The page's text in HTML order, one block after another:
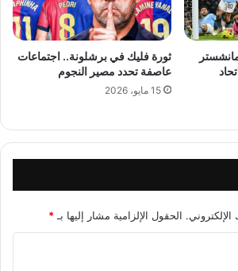
ثورة فليك في برشلونة.. اجتماعات
عاصفة تحدد مصير النجوم
15 مايو، 2026
الحقول الإلزامية مشار إليها بـ *